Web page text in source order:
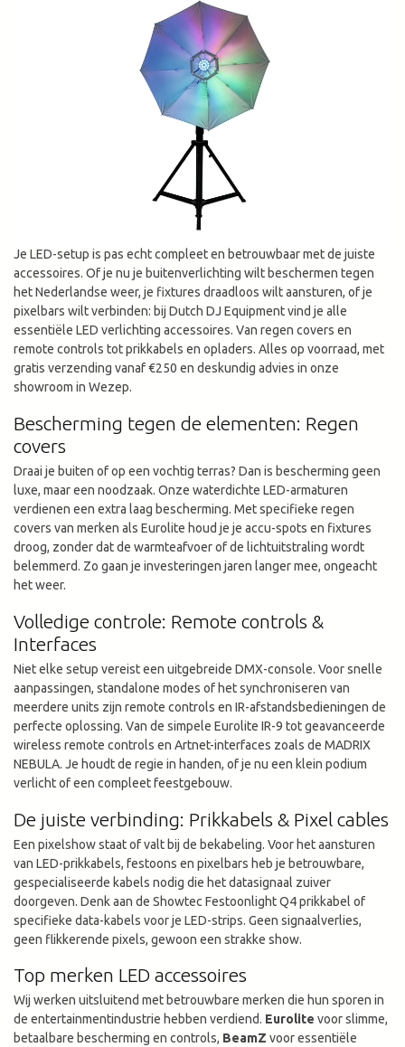
Je LED-setup is pas echt compleet en betrouwbaar met de juiste
accessoires. Of je nu je buitenverlichting wilt beschermen tegen
het Nederlandse weer, je fixtures draadloos wilt aansturen, of je
pixelbars wilt verbinden: bij Dutch DJ Equipment vind je alle
essentiële LED verlichting accessoires. Van regen covers en
remote controls tot prikkabels en opladers. Alles op voorraad, met
gratis verzending vanaf €250 en deskundig advies in onze
showroom in Wezep.
Bescherming tegen de elementen: Regen
covers
Draai je buiten of op een vochtig terras? Dan is bescherming geen
luxe, maar een noodzaak. Onze waterdichte LED-armaturen
verdienen een extra laag bescherming. Met specifieke regen
covers van merken als Eurolite houd je je accu-spots en fixtures
droog, zonder dat de warmteafvoer of de lichtuitstraling wordt
belemmerd. Zo gaan je investeringen jaren langer mee, ongeacht
het weer.
Volledige controle: Remote controls &
Interfaces
Niet elke setup vereist een uitgebreide DMX-console. Voor snelle
aanpassingen, standalone modes of het synchroniseren van
meerdere units zijn remote controls en IR-afstandsbedieningen de
perfecte oplossing. Van de simpele Eurolite IR-9 tot geavanceerde
wireless remote controls en Artnet-interfaces zoals de MADRIX
NEBULA. Je houdt de regie in handen, of je nu een klein podium
verlicht of een compleet feestgebouw.
De juiste verbinding: Prikkabels & Pixel cables
Een pixelshow staat of valt bij de bekabeling. Voor het aansturen
van LED-prikkabels, festoons en pixelbars heb je betrouwbare,
gespecialiseerde kabels nodig die het datasignaal zuiver
doorgeven. Denk aan de Showtec Festoonlight Q4 prikkabel of
specifieke data-kabels voor je LED-strips. Geen signaalverlies,
geen flikkerende pixels, gewoon een strakke show.
Top merken LED accessoires
Wij werken uitsluitend met betrouwbare merken die hun sporen in
de entertainmentindustrie hebben verdiend. Eurolite voor slimme,
betaalbare bescherming en controls, BeamZ voor essentiële